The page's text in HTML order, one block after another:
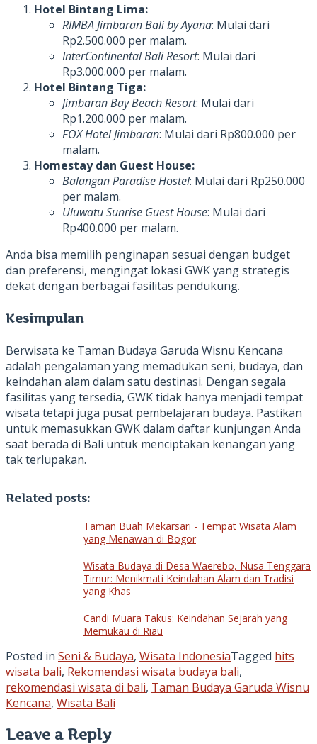
Hotel Bintang Lima:
RIMBA Jimbaran Bali by Ayana: Mulai dari
Rp2.500.000 per malam.
InterContinental Bali Resort: Mulai dari
Rp3.000.000 per malam.
Hotel Bintang Tiga:
Jimbaran Bay Beach Resort: Mulai dari
Rp1.200.000 per malam.
FOX Hotel Jimbaran: Mulai dari Rp800.000 per
malam.
Homestay dan Guest House:
Balangan Paradise Hostel: Mulai dari Rp250.000
per malam.
Uluwatu Sunrise Guest House: Mulai dari
Rp400.000 per malam.
Anda bisa memilih penginapan sesuai dengan budget
dan preferensi, mengingat lokasi GWK yang strategis
dekat dengan berbagai fasilitas pendukung.
Kesimpulan
Berwisata ke Taman Budaya Garuda Wisnu Kencana
adalah pengalaman yang memadukan seni, budaya, dan
keindahan alam dalam satu destinasi. Dengan segala
fasilitas yang tersedia, GWK tidak hanya menjadi tempat
wisata tetapi juga pusat pembelajaran budaya. Pastikan
untuk memasukkan GWK dalam daftar kunjungan Anda
saat berada di Bali untuk menciptakan kenangan yang
tak terlupakan.
Related posts:
Taman Buah Mekarsari - Tempat Wisata Alam
yang Menawan di Bogor
Wisata Budaya di Desa Waerebo, Nusa Tenggara
Timur: Menikmati Keindahan Alam dan Tradisi
yang Khas
Candi Muara Takus: Keindahan Sejarah yang
Memukau di Riau
Posted in Seni & Budaya, Wisata IndonesiaTagged hits
wisata bali, Rekomendasi wisata budaya bali,
rekomendasi wisata di bali, Taman Budaya Garuda Wisnu
Kencana, Wisata Bali
Leave a Reply